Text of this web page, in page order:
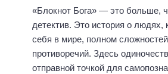
«Блокнот Бога» — это больше,
детектив. Это история о людях,
себя в мире, полном
противоречий. Здесь
отправной точкой для